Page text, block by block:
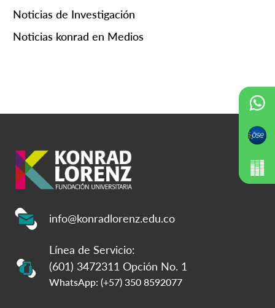
Noticias de Investigación
Noticias konrad en Medios
info@konradlorenz.edu.co
Línea de Servicio:
(601) 3472311 Opción No. 1
WhatsApp: (+57) 350 8592077